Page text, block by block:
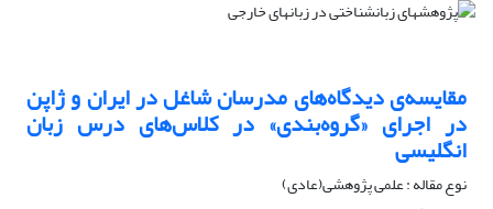
مقایسه‌ی دیدگاه‌های مدرسان شاغل در ایران و ژاپن
در اجرای «گروه‌بندی» در کلاس‌های درس زبان
انگلیسی
نوع مقاله : علمی پژوهشی(عادی)